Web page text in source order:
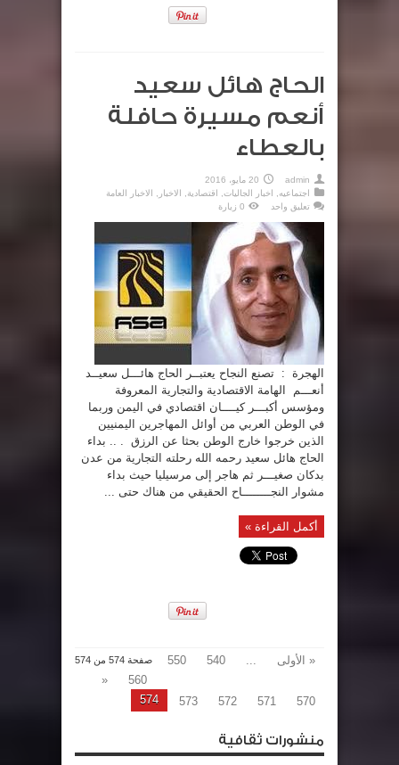
الحاج هائل سعيد
أنعم مسيرة حافلة
بالعطاء
admin
20 مايو، 2016
اجتماعيه, اخبار الجاليات, اقتصادية, الاخبار , الاخبار العامة
تعليق واحد
0 زيارة
الهجرة : تصنع النجاح يعتبــر الحاج هائـــل سعيــد
أنعـــم الهامة الاقتصادية والتجارية المعروفة
ومؤسس أكبـــر كيــــان اقتصادي في اليمن وربما
في الوطن العربي من أوائل المهاجرين اليمنيين
الذين خرجوا خارج الوطن بحثا عن الرزق . .. بداء
الحاج هائل سعيد رحمه الله رحلته التجارية من عدن
بدكان صغيـــر ثم هاجر إلى مرسيليا حيث بداء
مشوار النجــــــــاح الحقيقي من هناك حتى ...
أكمل القراءة »
صفحة 574 من 574 « الأولى ...
540
550
560
«
570
571
572
573
574
منشورات ثقافية